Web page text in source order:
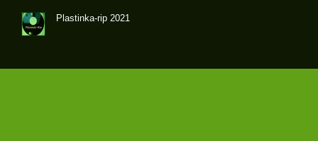
овк
Plastinka-rip 2021